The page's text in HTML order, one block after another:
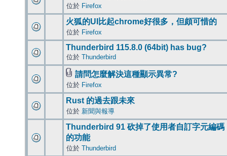
位於 Firefox
火狐的UI比起chrome好很多，但頗可惜的
位於 Firefox
Thunderbird 115.8.0 (64bit) has bug?
位於 Thunderbird
請問怎麼解決這種顯示異常?
位於 Firefox
Rust 的過去跟未來
位於 新聞與報導
Thunderbird 91 砍掉了使用者自訂字元編碼
的功能
位於 Thunderbird